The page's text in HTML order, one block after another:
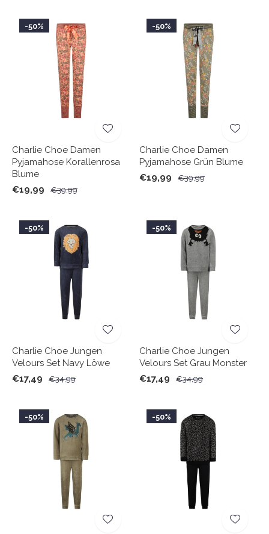
-50%
Charlie Choe Damen
Pyjamahose Korallenrosa
Blume
€19,99
€39,99
-50%
Charlie Choe Damen
Pyjamahose Grün Blume
€19,99
€39,99
-50%
Charlie Choe Jungen
Velours Set Navy Löwe
€17,49
€34,99
-50%
Charlie Choe Jungen
Velours Set Grau Monster
€17,49
€34,99
-50% -50%